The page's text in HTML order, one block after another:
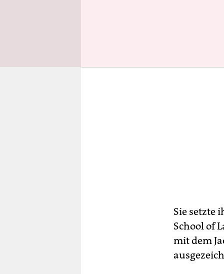
Sie setzte
School of
mit dem